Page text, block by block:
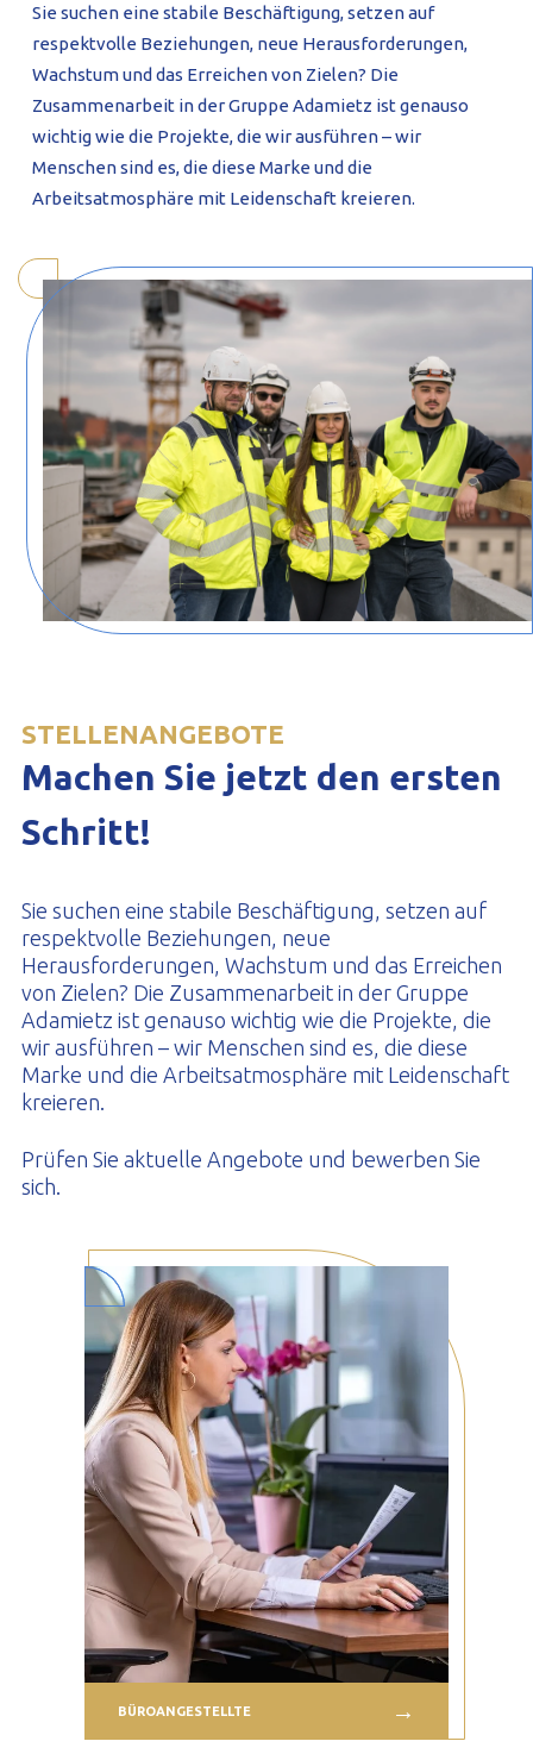
PROFILAR – kaltgeformte Profile
Sie suchen eine stabile Beschäftigung, setzen auf
respektvolle Beziehungen, neue Herausforderungen,
Wachstum und das Erreichen von Zielen? Die
Zusammenarbeit in der Gruppe Adamietz ist genauso
wichtig wie die Projekte, die wir ausführen – wir
Menschen sind es, die diese Marke und die
Arbeitsatmosphäre mit Leidenschaft kreieren.
STELLENANGEBOTE
Machen Sie jetzt den ersten
Schritt!
Sie suchen eine stabile Beschäftigung, setzen auf
respektvolle Beziehungen, neue
Herausforderungen, Wachstum und das Erreichen
von Zielen? Die Zusammenarbeit in der Gruppe
Adamietz ist genauso wichtig wie die Projekte, die
wir ausführen – wir Menschen sind es, die diese
Marke und die Arbeitsatmosphäre mit Leidenschaft
kreieren.
Prüfen Sie aktuelle Angebote und bewerben Sie
sich.
BÜROANGESTELLTE